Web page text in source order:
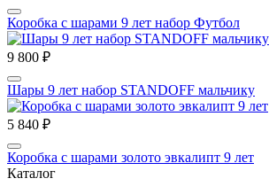
Коробка с шарами 9 лет набор Футбол
9 800 ₽
Шары 9 лет набор STANDOFF мальчику
5 840 ₽
Коробка с шарами золото эвкалипт 9 лет
Каталог